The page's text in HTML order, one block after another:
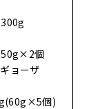
50g×2個
ョーザ
個)